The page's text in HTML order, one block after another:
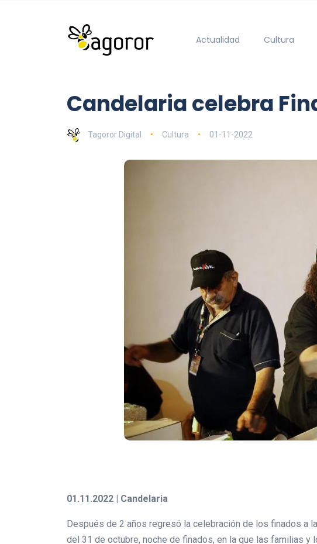
Actualidad Cultura
Candelaria celebra
Tagoror Digital Cultura 01-11-2022
01.11.2022 | Candelaria
Después de 2 años regresó la celebración de los finados a
del 31 de octubre, noche de finados, en la que las familias